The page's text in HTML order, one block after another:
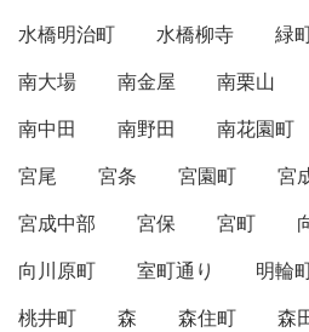
水橋明治町
水橋柳寺 緑
南大場
南金屋 南栗山
南中田
南野田 南花園町
宮尾
宮条 宮園町 宮
宮成中部
宮保 宮町
向川原町
室町通り 明輪
桃井町
森 森住町 森